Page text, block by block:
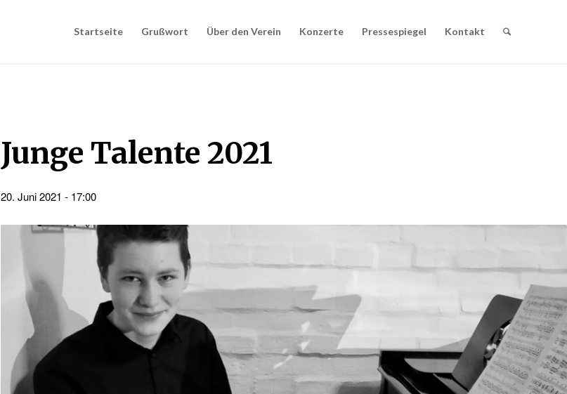
Startseite Grußwort Über den Verein Konzerte Pressespiegel Kontakt
Junge Talente 2021
20. Juni 2021 - 17:00